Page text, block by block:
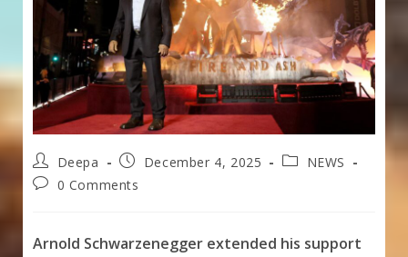
Post
author:
Deepa
Post
published:
December 4, 2025
PostNEWS
Post0 Comments
Arnold Schwarzenegger extended his support